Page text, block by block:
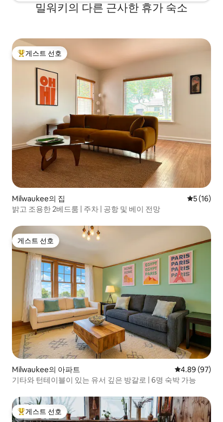
밀워키의 다른 근사한 휴가 숙소
상위 게스트 선호
게스트 선호
Milwaukee의 집 평점 5점
5 (16)
밝고 조용한 2베드룸 | 주차 | 공항 및 베이 전망
게스트 선호
게스트 선호
Milwaukee의 아파트 평점 4.89점(5
4.89 (97)
기타와 턴테이블이 있는 유서 깊은 방갈로 | 6명 숙박 가능
상위 게스트 선호
게스트 선호